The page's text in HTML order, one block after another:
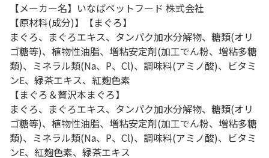
【メーカー名】いなばペットフード 株式会社
【原材料(成分)】【まぐろ】
まぐろ、まぐろエキス、タンパク加水分解物、糖類(オリ
ゴ糖等)、植物性油脂、増粘安定剤(加工でん粉、増粘多糖
類)、ミネラル類(Na、P、Cl)、調味料(アミノ酸)、ビタミ
ンE、緑茶エキス、紅麹色素
【まぐろ＆贅沢本まぐろ】
まぐろ、まぐろエキス、タンパク加水分解物、糖類(オリ
ゴ糖等)、植物性油脂、増粘安定剤(加工でん粉、増粘多糖
類)、ミネラル類(Na、P、Cl)、調味料(アミノ酸)、ビタミ
ンE、紅麹色素、緑茶エキス